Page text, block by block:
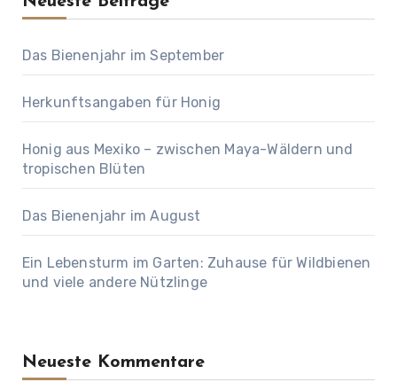
Das Bienenjahr im September
Herkunftsangaben für Honig
Honig aus Mexiko – zwischen Maya-Wäldern und
tropischen Blüten
Das Bienenjahr im August
Ein Lebensturm im Garten: Zuhause für Wildbienen
und viele andere Nützlinge
Neueste Kommentare